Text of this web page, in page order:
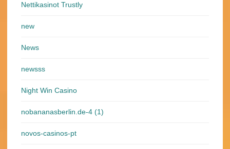
Nettikasinot Trustly
new
News
newsss
Night Win Casino
nobananasberlin.de-4 (1)
novos-casinos-pt